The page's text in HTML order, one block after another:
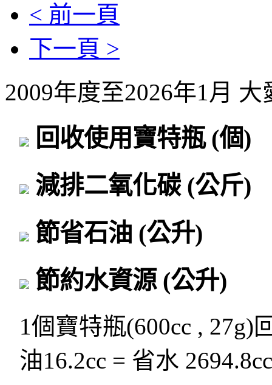
< 前一頁
下一頁 >
2009年度至2026年1月
回收使用寶特瓶 (個)
減排二氧化碳 (公斤)
節省石油 (公升)
節約水資源 (公升)
1個寶特瓶(600cc , 27g)
油16.2cc = 省水